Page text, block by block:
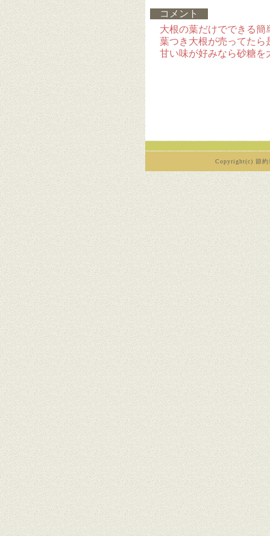
コメント
大根の葉だけでできる簡
葉つき大根が売ってたら
甘い味が好みなら砂糖を
Copyright(c) 節